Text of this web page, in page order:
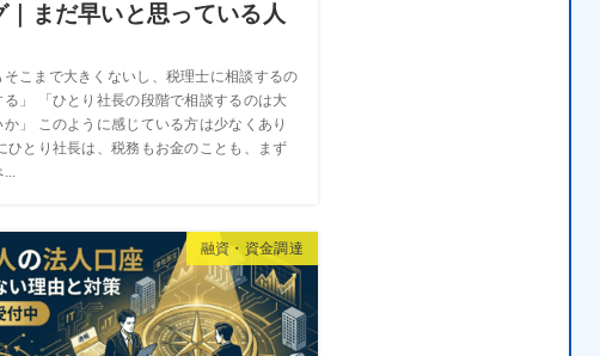
｜まだ早いと思っている人
そこまで大きくないし、税理士に相談するの
る」 「ひとり社長の段階で相談するのは大
」 このように感じている方は少なくあり
ひとり社長は、税務もお金のことも、まず
融資・資金調達